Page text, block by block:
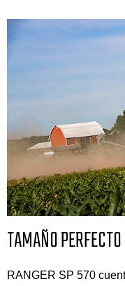
TAMAÑO PERFECTO
RANGER SP 570